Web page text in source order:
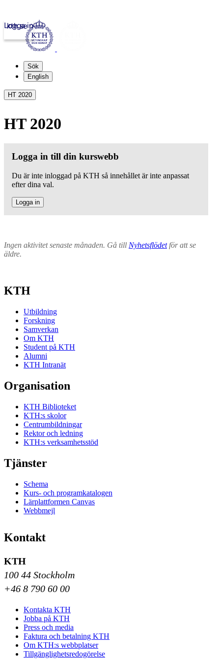
kth.se
Logga in
Sök
English
HT 2020
HT 2020
Logga in till din kurswebb
Du är inte inloggad på KTH så innehållet är inte anpassat
efter dina val.
Logga in
Ingen aktivitet senaste månaden. Gå till Nyhetsflödetför att se
äldre.
KTH
Utbildning
Forskning
Samverkan
Om KTH
Student på KTH
Alumni
KTH Intranät
Organisation
KTH Biblioteket
KTH:s skolor
Centrumbildningar
Rektor och ledning
KTH:s verksamhetsstöd
Tjänster
Schema
Kurs- och programkatalogen
Lärplattformen Canvas
Webbmejl
Kontakt
KTH
100 44 Stockholm
+46 8 790 60 00
Kontakta KTH
Jobba på KTH
Press och media
Faktura och betalning KTH
Om KTH:s webbplatser
Tillgänglighetsredogörelse